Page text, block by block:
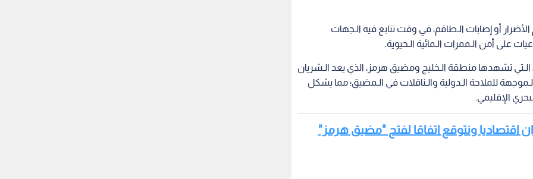
أو إصابات الـطاقم، في وقت تتابع فيه الـجهات
على أمن الـممرات الـمائية الـحيوية.
تشهدها منطقة الـخليج ومضيق هرمز، الذي يعد الـشريان
للملاحة الـدولية والـناقلات في الـمضيق؛ مما يشكل
الإقليمي.
اقتصاديا ونتوقع اتفاقا لفتح "مضيق هرمز"